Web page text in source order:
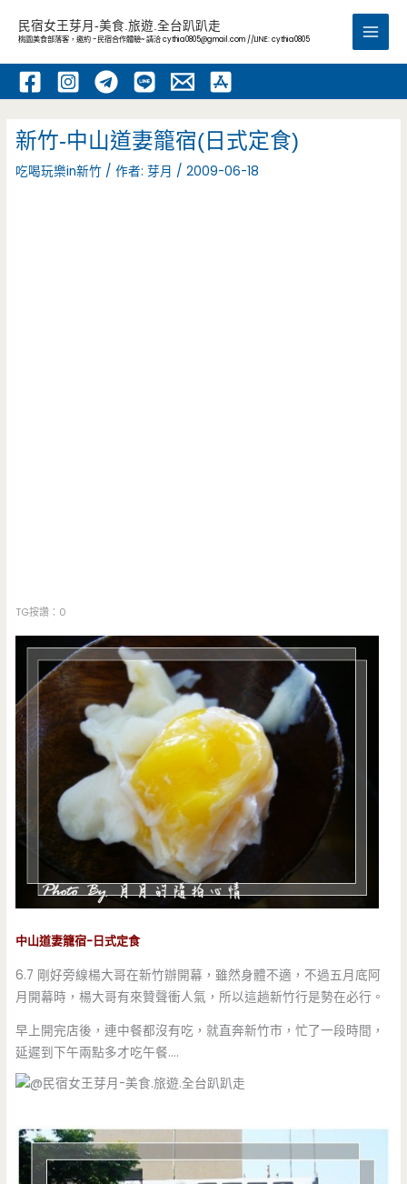
內
民宿女王芽月-美食.旅遊.全台趴趴走
桃園美食部落客，邀約 -民宿合作體驗~ 請洽cythia0805@gmail.com //LINE: cythia0805
Main
新竹-中山道妻籠宿(日式定食)
吃喝玩樂in新竹 / 作者:芽月 /2009-06-18
TG按讚：0
中山道妻籠宿-日式定食
6.7 剛好旁線楊大哥在新竹辦開幕，雖然身體不適，不過五月底阿
月開幕時，楊大哥有來贊聲衝人氣，所以這趟新竹行是勢在必行。
早上開完店後，連中餐都沒有吃，就直奔新竹市，忙了一段時間，
延遲到下午兩點多才吃午餐….